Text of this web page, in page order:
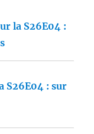
la S26E04 :
S26E04 : sur